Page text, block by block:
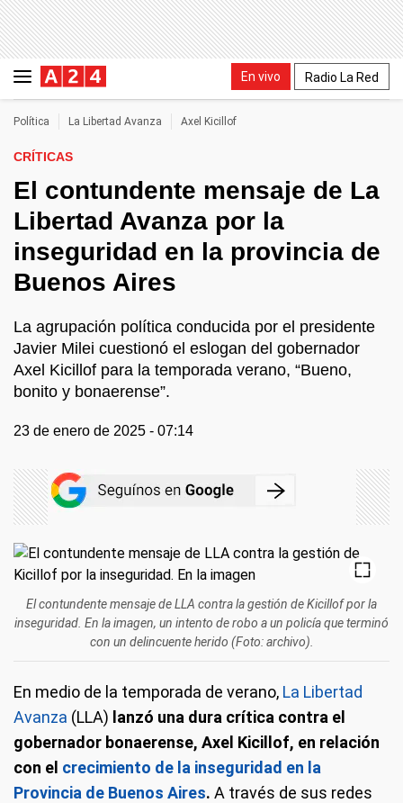
En vivo Radio La Red
Política La Libertad Avanza Axel Kicillof
CRÍTICAS
El contundente mensaje de La
Libertad Avanza por la
inseguridad en la provincia de
Buenos Aires
La agrupación política conducida por el presidente
Javier Milei cuestionó el eslogan del gobernador
Axel Kicillof para la temporada verano, “Bueno,
bonito y bonaerense”.
23 de enero de 2025 - 07:14
El contundente mensaje de LLA contra la gestión de Kicillof por la
inseguridad. En la imagen, un intento de robo a un policía que terminó
con un delincuente herido (Foto: archivo).
En medio de la temporada de verano, La Libertad
Avanza (LLA) lanzó una dura crítica contra el
gobernador bonaerense, Axel Kicillof, en relación
con el crecimiento de la inseguridad en la
Provincia de Buenos Aires. A través de sus redes